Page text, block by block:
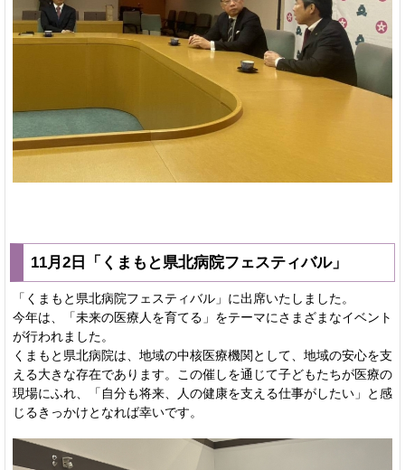
11月2日「くまもと県北病院フェスティバル」
「くまもと県北病院フェスティバル」に出席いたしました。
今年は、「未来の医療人を育てる」をテーマにさまざまなイベント
が行われました。
くまもと県北病院は、地域の中核医療機関として、地域の安心を支
える大きな存在であります。この催しを通じて子どもたちが医療の
現場にふれ、「自分も将来、人の健康を支える仕事がしたい」と感
じるきっかけとなれば幸いです。